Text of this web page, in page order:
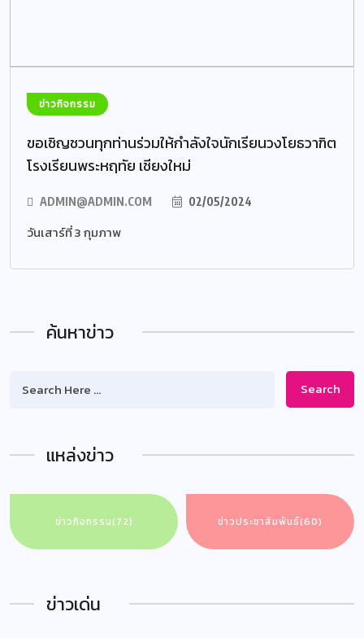
ข่าวกิจกรรม
ขอเชิญชวนทุกท่านร่วมให้กำลังใจนักเรียนวงโยธวาฑิต
โรงเรียนพระหฤทัย เชียงใหม่
ADMIN@ADMIN.COM 02/05/2024
วันเสาร์ที่ 3 กุมภาพ
ค้นหาข่าว
Search
แหล่งข่าว
ข่าวกิจกรรม(72) ข่าวประชาสัมพันธ์(60)
ข่าวเด่น